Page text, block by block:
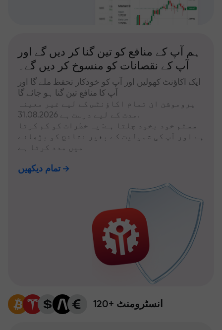
ہم آپ کے منافع کو تین گنا کر دیں گے اور
آپ کے نقصانات کو منسوخ کر دیں گے۔
ایک اکاؤنٹ کھولیں اور آپ کو خودکار تحفظ ملے گا اور
آپ کا منافع تین گنا ہو جائے گا
پروموشن ان تمام اکاؤنٹس کے لیے غیر معینہ
مدت کے لیے درست ہے 31.08.2026.
سسٹم خود بخود چلتا ہے: یہ خطرات کو کم کرتا
ہے اور آپ کی شمولیت کے بغیر نتائج کو بڑھانے
میں مدد کرتا ہے
تمام دیکھیں
120+ انسٹرومنٹ